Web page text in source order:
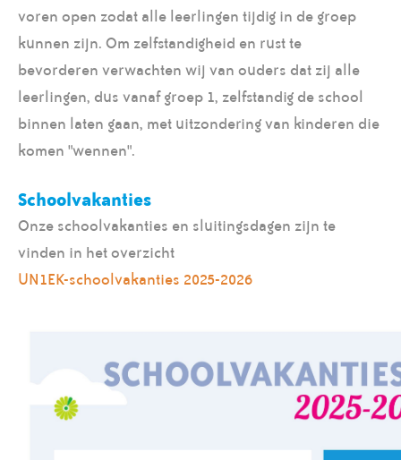
voren open zodat alle leerlingen tijdig in de groep
kunnen zijn. Om zelfstandigheid en rust te
bevorderen verwachten wij van ouders dat zij alle
leerlingen, dus vanaf groep 1, zelfstandig de school
binnen laten gaan, met uitzondering van kinderen die
komen "wennen".
Schoolvakanties
Onze schoolvakanties en sluitingsdagen zijn te
vinden in het overzicht
UN1EK-schoolvakanties 2025-2026